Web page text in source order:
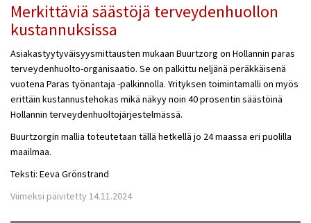
Merkittäviä säästöjä terveydenhuollon
kustannuksissa
Asiakastyytyväisyysmittausten mukaan Buurtzorg on Hollannin paras
terveydenhuolto-organisaatio. Se on palkittu neljänä peräkkäisenä
vuotena Paras työnantaja -palkinnolla. Yrityksen toimintamalli on myös
erittäin kustannustehokas mikä näkyy noin 40 prosentin säästöinä
Hollannin terveydenhuoltojärjestelmässä.
Buurtzorgin mallia toteutetaan tällä hetkellä jo 24 maassa eri puolilla
maailmaa.
Teksti: Eeva Grönstrand
Viimeksi päivitetty 14.11.2024